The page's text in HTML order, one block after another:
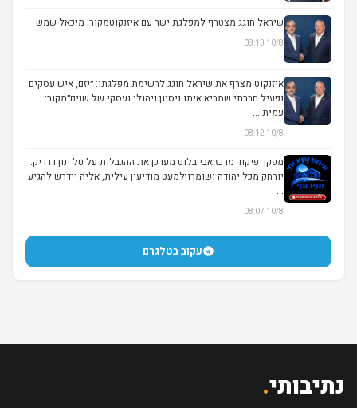
▶
שיראל חוגג מצטרף למפלגת ישר עם איזנקוטמקור: מיכאל שמש
10/8 08:13
איזנקוט מצרף את שיראל חוגג לרשימת מפלגתו: ״יזם, איש עסקים
ופעיל חברתי שמביא איתו ניסיון ניהולי ועסקי של שנים״מקור:
עמית ...
10/8 08:12
מפקד פיקוד מרכז אבי בלוט מעדכן את ההגבלות על טל ינון דרדיק:
יורחק מכל יהודה ושומרוןלמעט מודיעין עילית, אליה יידרש להגיע
...
10/8 08:07
עקוב בטלגרם
נתיבותי.